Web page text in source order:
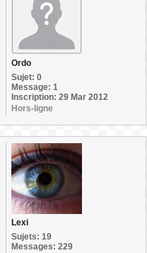
Ordo
Sujet: 0
Message: 1
Inscription: 29 Mar 2012
Hors-ligne
Lexi
Sujets: 19
Messages: 229